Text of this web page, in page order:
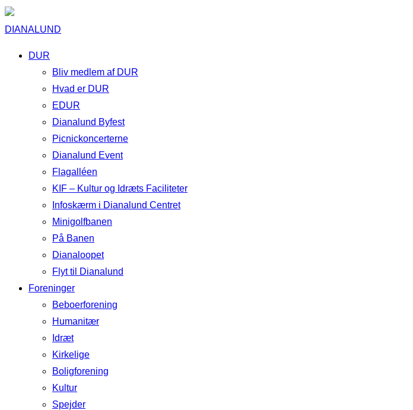
DIANALUND
DUR
Bliv medlem af DUR
Hvad er DUR
EDUR
Dianalund Byfest
Picnickoncerterne
Dianalund Event
Flagalléen
KIF – Kultur og Idræts Faciliteter
Infoskærm i Dianalund Centret
Minigolfbanen
På Banen
Dianaloopet
Flyt til Dianalund
Foreninger
Beboerforening
Humanitær
Idræt
Kirkelige
Boligforening
Kultur
Spejder